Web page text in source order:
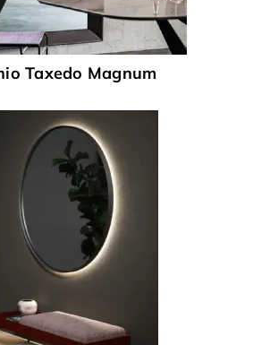
Taxedo Magnum